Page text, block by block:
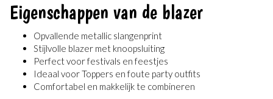
Eigenschappen van de blazer
Opvallende metallic slangenprint
Stijlvolle blazer met knoopsluiting
Perfect voor festivals en feestjes
Ideaal voor Toppers en foute party outfits
Comfortabel en makkelijk te combineren